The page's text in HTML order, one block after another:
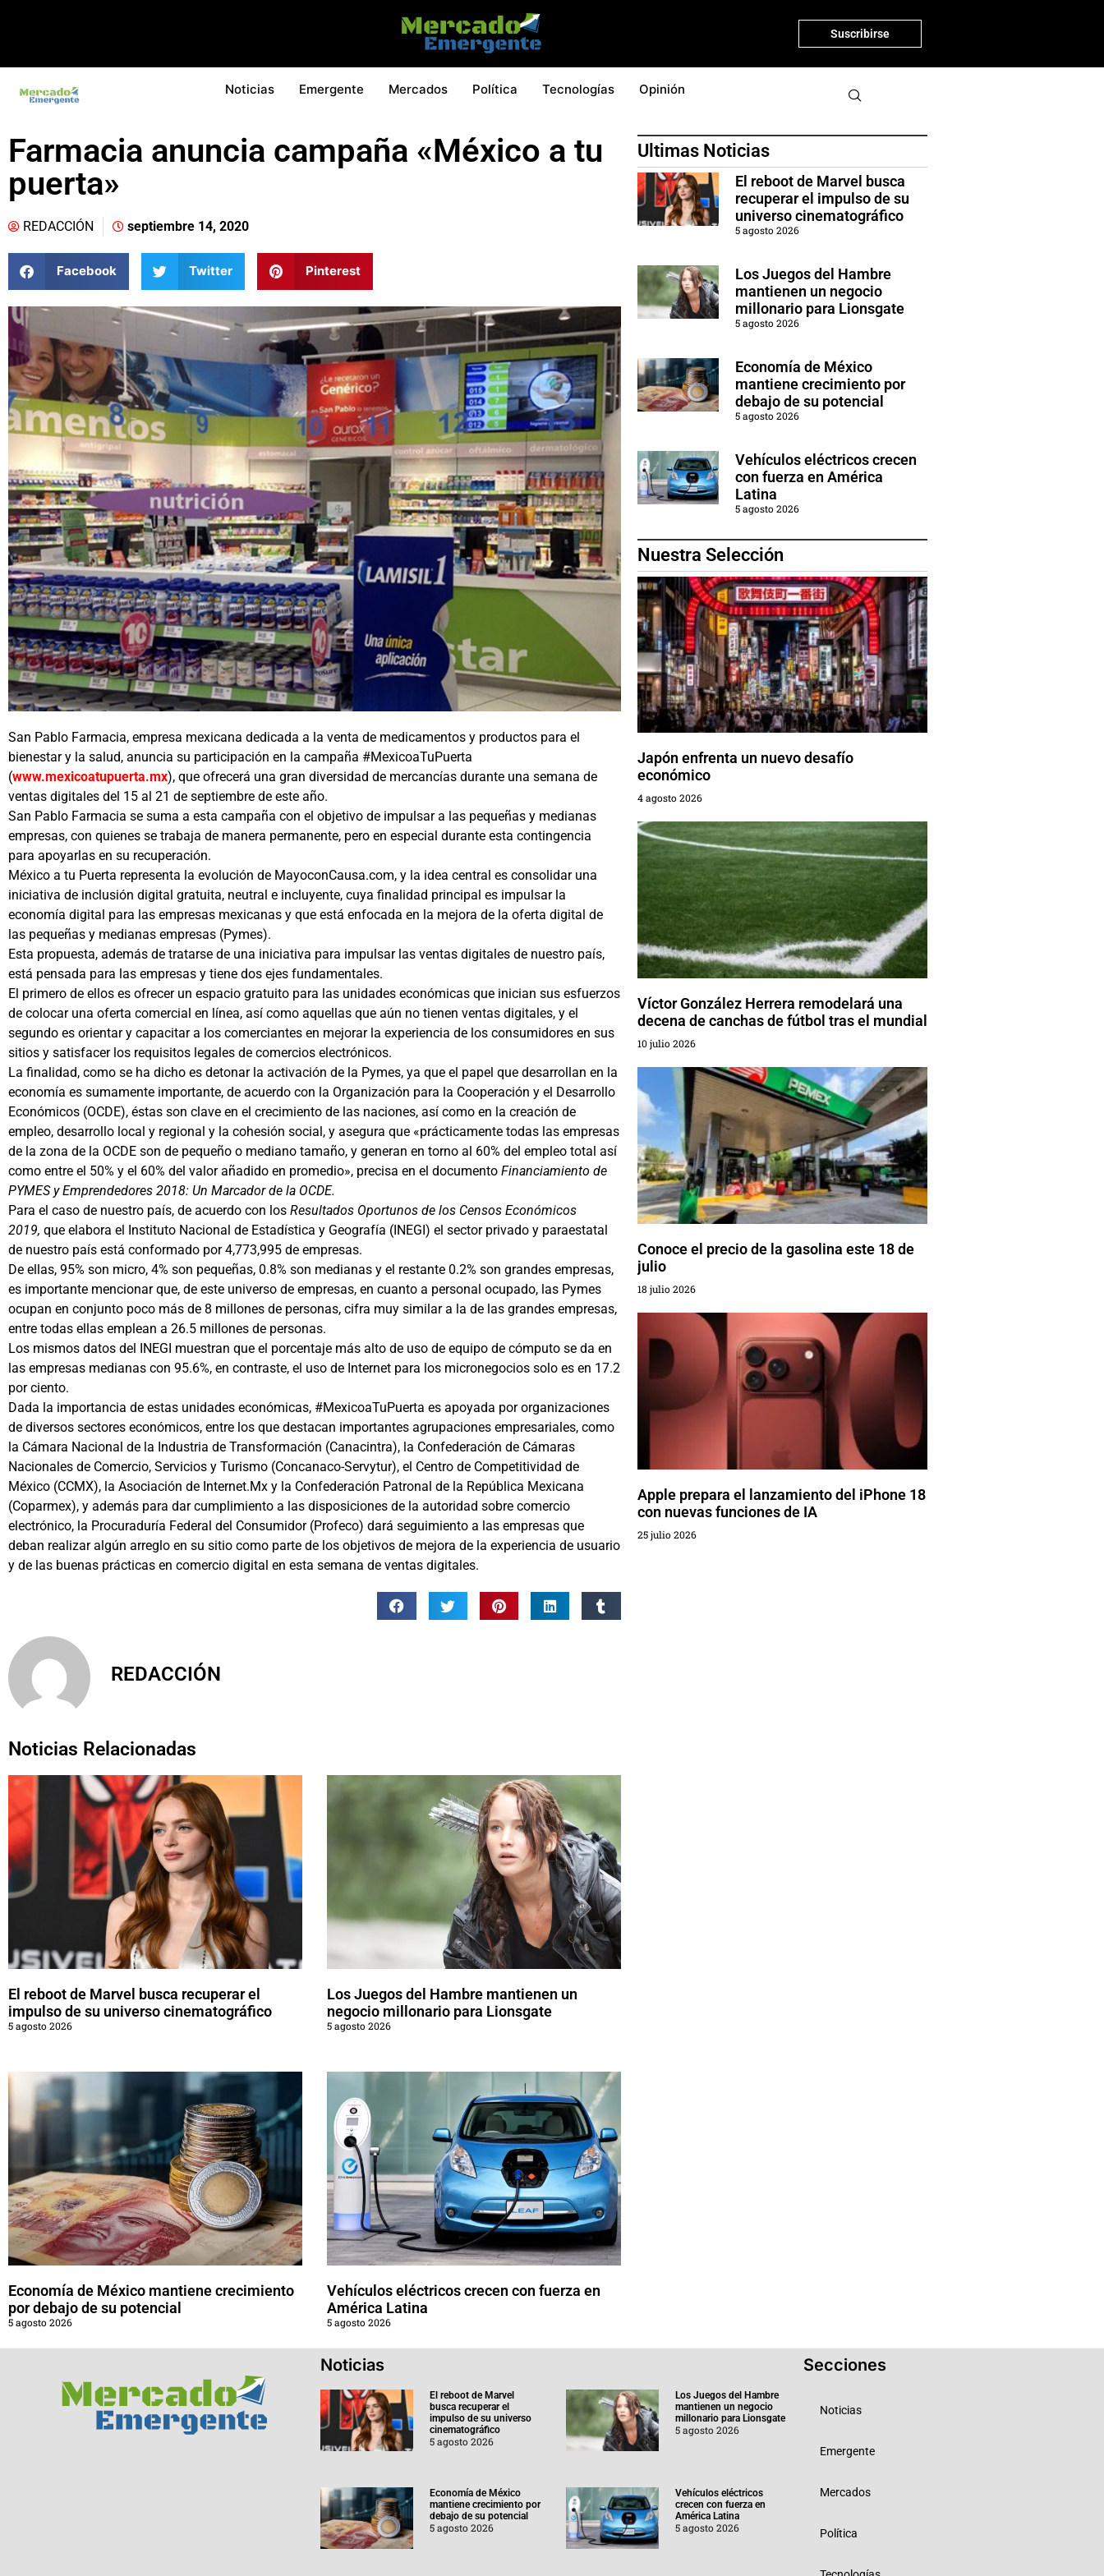
Suscribirse
Noticias Emergente Mercados Política Tecnologías Opinión
Farmacia anuncia campaña «México a tu
puerta»
REDACCIÓN septiembre 14, 2020
Facebook Twitter Pinterest
San Pablo Farmacia, empresa mexicana dedicada a la venta de medicamentos y productos para el
bienestar y la salud, anuncia su participación en la campaña #MexicoaTuPuerta
(www.mexicoatupuerta.mx), que ofrecerá una gran diversidad de mercancías durante una semana de
ventas digitales del 15 al 21 de septiembre de este año.
San Pablo Farmacia se suma a esta campaña con el objetivo de impulsar a las pequeñas y medianas
empresas, con quienes se trabaja de manera permanente, pero en especial durante esta contingencia
para apoyarlas en su recuperación.
México a tu Puerta representa la evolución de MayoconCausa.com, y la idea central es consolidar una
iniciativa de inclusión digital gratuita, neutral e incluyente, cuya finalidad principal es impulsar la
economía digital para las empresas mexicanas y que está enfocada en la mejora de la oferta digital de
las pequeñas y medianas empresas (Pymes).
Esta propuesta, además de tratarse de una iniciativa para impulsar las ventas digitales de nuestro país,
está pensada para las empresas y tiene dos ejes fundamentales.
El primero de ellos es ofrecer un espacio gratuito para las unidades económicas que inician sus esfuerzos
de colocar una oferta comercial en línea, así como aquellas que aún no tienen ventas digitales, y el
segundo es orientar y capacitar a los comerciantes en mejorar la experiencia de los consumidores en sus
sitios y satisfacer los requisitos legales de comercios electrónicos.
La finalidad, como se ha dicho es detonar la activación de la Pymes, ya que el papel que desarrollan en la
economía es sumamente importante, de acuerdo con la Organización para la Cooperación y el Desarrollo
Económicos (OCDE), éstas son clave en el crecimiento de las naciones, así como en la creación de
empleo, desarrollo local y regional y la cohesión social, y asegura que «prácticamente todas las empresas
de la zona de la OCDE son de pequeño o mediano tamaño, y generan en torno al 60% del empleo total así
como entre el 50% y el 60% del valor añadido en promedio», precisa en el documento Financiamiento de
PYMES y Emprendedores 2018: Un Marcador de la OCDE.
Para el caso de nuestro país, de acuerdo con los Resultados Oportunos de los Censos Económicos
2019, que elabora el Instituto Nacional de Estadística y Geografía (INEGI) el sector privado y paraestatal
de nuestro país está conformado por 4,773,995 de empresas.
De ellas, 95% son micro, 4% son pequeñas, 0.8% son medianas y el restante 0.2% son grandes empresas,
es importante mencionar que, de este universo de empresas, en cuanto a personal ocupado, las Pymes
ocupan en conjunto poco más de 8 millones de personas, cifra muy similar a la de las grandes empresas,
entre todas ellas emplean a 26.5 millones de personas.
Los mismos datos del INEGI muestran que el porcentaje más alto de uso de equipo de cómputo se da en
las empresas medianas con 95.6%, en contraste, el uso de Internet para los micronegocios solo es en 17.2
por ciento.
Dada la importancia de estas unidades económicas, #MexicoaTuPuerta es apoyada por organizaciones
de diversos sectores económicos, entre los que destacan importantes agrupaciones empresariales, como
la Cámara Nacional de la Industria de Transformación (Canacintra), la Confederación de Cámaras
Nacionales de Comercio, Servicios y Turismo (Concanaco-Servytur), el Centro de Competitividad de
México (CCMX), la Asociación de Internet.Mx y la Confederación Patronal de la República Mexicana
(Coparmex), y además para dar cumplimiento a las disposiciones de la autoridad sobre comercio
electrónico, la Procuraduría Federal del Consumidor (Profeco) dará seguimiento a las empresas que
deban realizar algún arreglo en su sitio como parte de los objetivos de mejora de la experiencia de usuario
y de las buenas prácticas en comercio digital en esta semana de ventas digitales.
REDACCIÓN
Noticias Relacionadas
El reboot de Marvel busca recuperar el
impulso de su universo cinematográfico
5 agosto 2026
Los Juegos del Hambre mantienen un
negocio millonario para Lionsgate
5 agosto 2026
Economía de México mantiene crecimiento
por debajo de su potencial
5 agosto 2026
Vehículos eléctricos crecen con fuerza en
América Latina
5 agosto 2026
Ultimas Noticias
El reboot de Marvel busca
recuperar el impulso de su
universo cinematográfico
5 agosto 2026
Los Juegos del Hambre
mantienen un negocio
millonario para Lionsgate
5 agosto 2026
Economía de México
mantiene crecimiento por
debajo de su potencial
5 agosto 2026
Vehículos eléctricos crecen
con fuerza en América
Latina
5 agosto 2026
Nuestra Selección
Japón enfrenta un nuevo desafío
económico
4 agosto 2026
Víctor González Herrera remodelará una
decena de canchas de fútbol tras el mundial
10 julio 2026
Conoce el precio de la gasolina este 18 de
julio
18 julio 2026
Apple prepara el lanzamiento del iPhone 18
con nuevas funciones de IA
25 julio 2026
Noticias
El reboot de Marvel
busca recuperar el
impulso de su universo
cinematográfico
5 agosto 2026
Los Juegos del Hambre
mantienen un negocio
millonario para Lionsgate
5 agosto 2026
Economía de México
mantiene crecimiento por
debajo de su potencial
5 agosto 2026
Vehículos eléctricos
crecen con fuerza en
América Latina
5 agosto 2026
Secciones
Noticias
Emergente
Mercados
Política